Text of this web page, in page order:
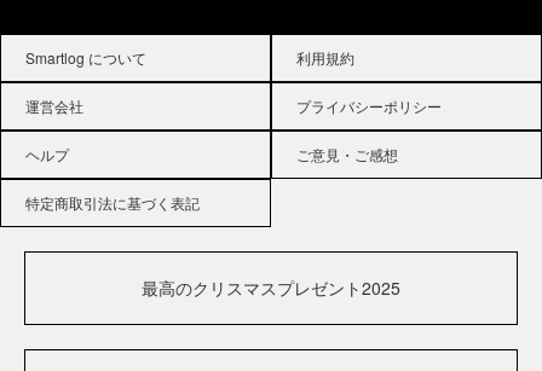
Smartlog について 利用規約
運営会社 プライバシーポリシー
ヘルプ ご意見・ご感想
特定商取引法に基づく表記
最高のクリスマスプレゼント2025